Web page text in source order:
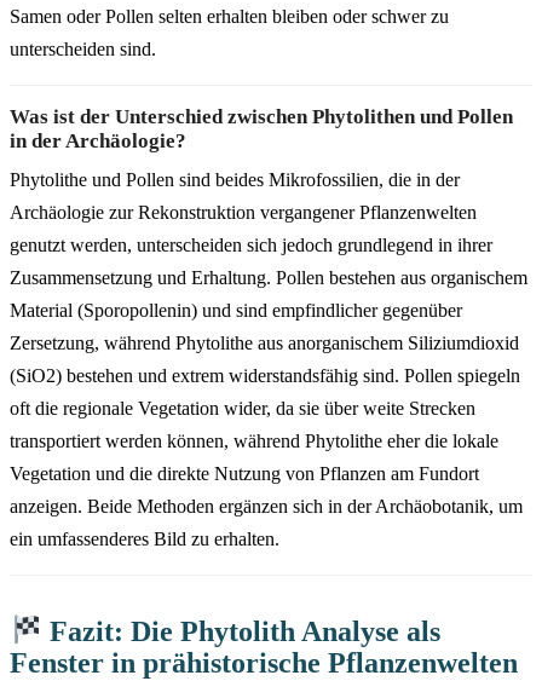
Samen oder Pollen selten erhalten bleiben oder schwer zu
unterscheiden sind.
Was ist der Unterschied zwischen Phytolithen und Pollen
in der Archäologie?
Phytolithe und Pollen sind beides Mikrofossilien, die in der
Archäologie zur Rekonstruktion vergangener Pflanzenwelten
genutzt werden, unterscheiden sich jedoch grundlegend in ihrer
Zusammensetzung und Erhaltung. Pollen bestehen aus organischem
Material (Sporopollenin) und sind empfindlicher gegenüber
Zersetzung, während Phytolithe aus anorganischem Siliziumdioxid
(SiO2) bestehen und extrem widerstandsfähig sind. Pollen spiegeln
oft die regionale Vegetation wider, da sie über weite Strecken
transportiert werden können, während Phytolithe eher die lokale
Vegetation und die direkte Nutzung von Pflanzen am Fundort
anzeigen. Beide Methoden ergänzen sich in der Archäobotanik, um
ein umfassenderes Bild zu erhalten.
Fazit: Die Phytolith Analyse als
Fenster in prähistorische Pflanzenwelten